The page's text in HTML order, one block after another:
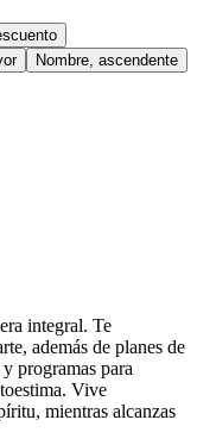
Nombre, ascendente
integral. Te
además de planes de
programas para
Vive
mientras alcanzas